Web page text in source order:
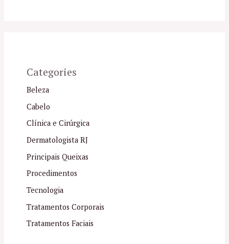
Categories
Beleza
Cabelo
Clínica e Cirúrgica
Dermatologista RJ
Principais Queixas
Procedimentos
Tecnologia
Tratamentos Corporais
Tratamentos Faciais